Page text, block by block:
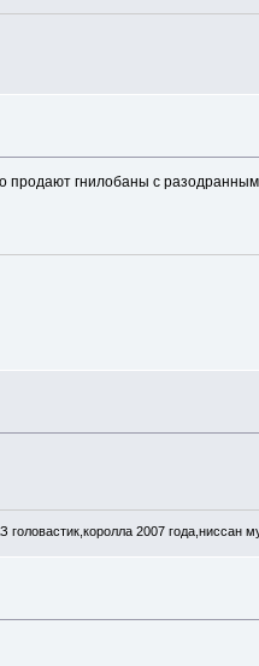
гнилобаны с
2007 года,ниссан